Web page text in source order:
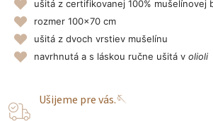
Ušijeme pre vás.🪡
ušitá z certifikovanej 100% mušelínovej
rozmer 100x70 cm
ušitá z dvoch vrstiev mušelínu
navrhnutá a s láskou ručne ušitá v olioli